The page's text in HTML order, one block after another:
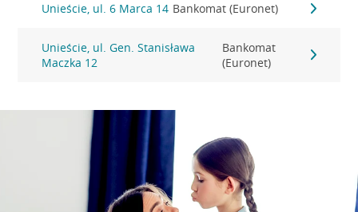
Unieście, ul. 6 Marca 14 Bankomat (Euronet)
Unieście, ul. Gen. Stanisława
Maczka 12
Bankomat
(Euronet)